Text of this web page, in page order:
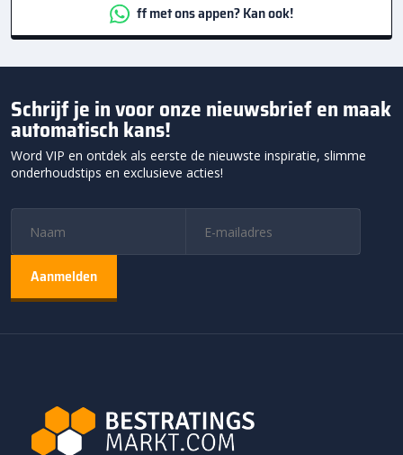
ff met ons appen? Kan ook!
Schrijf je in voor onze nieuwsbrief en maak
automatisch kans!
Word VIP en ontdek als eerste de nieuwste inspiratie, slimme
onderhoudstips en exclusieve acties!